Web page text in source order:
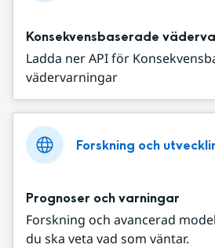
Konsekvensbaserade
Ladda ner API för
vädervarningar
Forskning och
Prognoser och varningar
Forskning och avancerad
du ska veta vad som väntar.